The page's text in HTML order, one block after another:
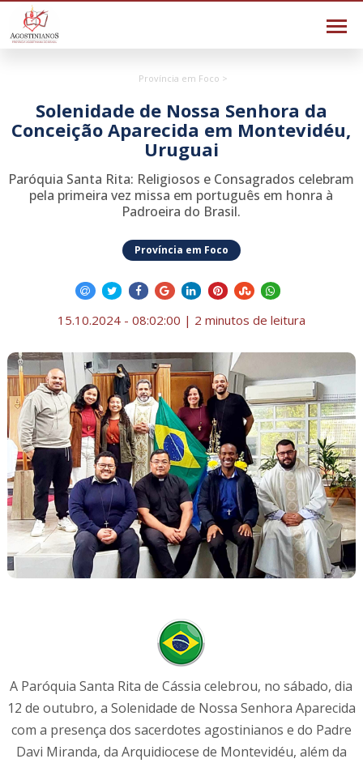
Província em Foco >
Solenidade de Nossa Senhora da
Conceição Aparecida em Montevidéu,
Uruguai
Paróquia Santa Rita: Religiosos e Consagrados celebram
pela primeira vez missa em português em honra à
Padroeira do Brasil.
Província em Foco
15.10.2024 - 08:02:00 | 2 minutos de leitura
A Paróquia Santa Rita de Cássia celebrou, no sábado, dia
12 de outubro, a Solenidade de Nossa Senhora Aparecida
com a presença dos sacerdotes agostinianos e do Padre
Davi Miranda, da Arquidiocese de Montevidéu, além da